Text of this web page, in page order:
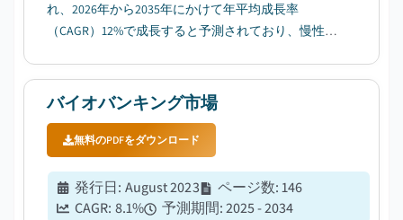
れ、2026年から2035年にかけて年平均成長率
（CAGR）12%で成長すると予測されており、慢性疾
バイオバンキング市場
無料のPDFをダウンロード
発行日: August 2023 ページ数:146
CAGR: 8.1% 予測期間:2025 - 2034